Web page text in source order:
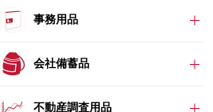
事務用品
会社備蓄品
不動産調査用品